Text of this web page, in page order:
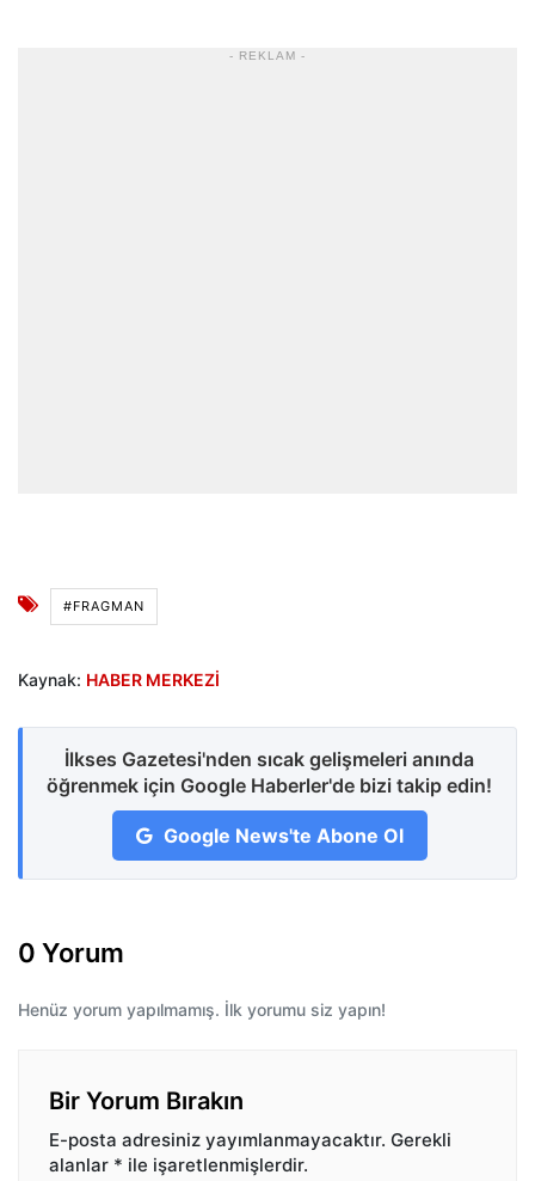
- REKLAM -
#FRAGMAN
Kaynak: HABER MERKEZİ
İlkses Gazetesi'nden sıcak gelişmeleri anında
öğrenmek için Google Haberler'de bizi takip edin!
Google News'te Abone Ol
0 Yorum
Henüz yorum yapılmamış. İlk yorumu siz yapın!
Bir Yorum Bırakın
E-posta adresiniz yayımlanmayacaktır. Gerekli
alanlar * ile işaretlenmişlerdir.